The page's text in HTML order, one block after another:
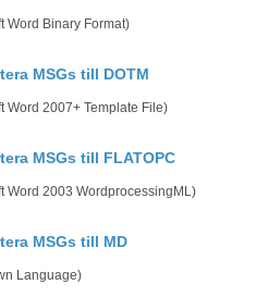
Word Binary Format)
MSGs till DOTM
Word 2007+ Template File)
MSGs till FLATOPC
Word 2003 WordprocessingML)
MSGs till MD
Language)